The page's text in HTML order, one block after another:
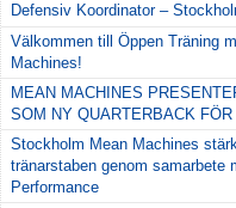
Defensiv Koordinator –
Välkommen till Öppen Träning
Machines!
MEAN MACHINES
SOM NY QUARTERBACK
Stockholm Mean Machines
tränarstaben genom samarbete
Performance